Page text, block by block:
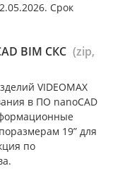
Срок
BIM СКС (zip,
VIDEOMAX
в ПО nanoCAD
19” для
по